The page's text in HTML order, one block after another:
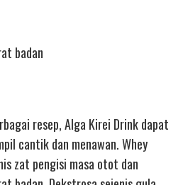
badan
resep, Alga Kirei Drink dapat
cantik dan menawan. Whey
zat pengisi masa otot dan